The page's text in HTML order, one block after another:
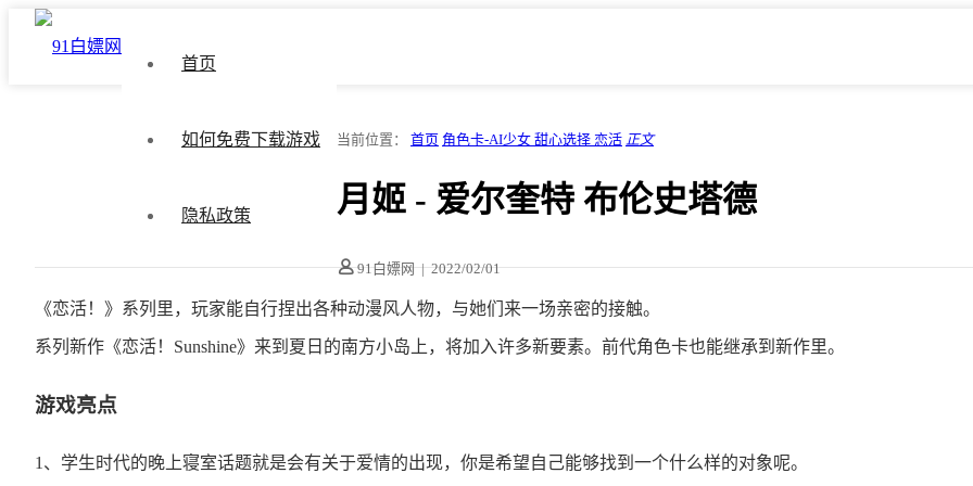
首页
如何免费下载游戏
隐私政策
当前位置： 首页 角色卡-AI少女 甜心选择 恋活 正文
月姬 - 爱尔奎特 布伦史塔德
91白嫖网 | 2022/02/01
《恋活！》系列里，玩家能自行捏出各种动漫风人物，与她们来一场亲密的接触。
系列新作《恋活！Sunshine》来到夏日的南方小岛上，将加入许多新要素。前代角色卡也能继承到新作里。
游戏亮点
1、学生时代的晚上寝室话题就是会有关于爱情的出现，你是希望自己能够找到一个什么样的对象呢。